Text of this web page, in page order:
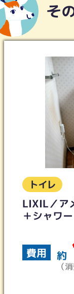
そ
ト
ト
レ
費用